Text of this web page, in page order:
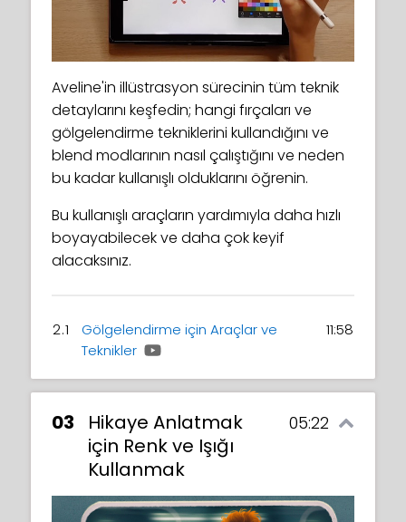
Aveline'in illüstrasyon sürecinin tüm teknik
detaylarını keşfedin; hangi fırçaları ve
gölgelendirme tekniklerini kullandığını ve
blend modlarının nasıl çalıştığını ve neden
bu kadar kullanışlı olduklarını öğrenin.
Bu kullanışlı araçların yardımıyla daha hızlı
boyayabilecek ve daha çok keyif
alacaksınız.
2.1
Gölgelendirme için Araçlar ve
Teknikler
11:58
03
Hikaye Anlatmak
için Renk ve Işığı
Kullanmak
05:22